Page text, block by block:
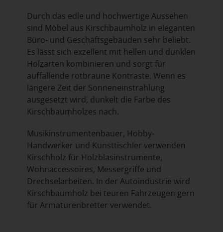
Durch das edle und hochwertige Aussehen
sind Möbel aus Kirschbaumholz in eleganten
Büro- und Geschäftsgebäuden sehr beliebt.
Es lässt sich exzellent mit hellen und dunklen
Holzarten kombinieren und sorgt für
auffallende rotbraune Kontraste. Wenn es
längere Zeit der Sonneneinstrahlung
ausgesetzt wird, dunkelt die Farbe des
Kirschbaumholzes nach.
Musikinstrumentenbauer, Hobby-
Handwerker und Kunsttischler verwenden
Kirschholz für Holzblasinstrumente,
Wohnaccessoires, Messergriffe und
Drechselarbeiten. In der Autoindustrie wird
Kirschbaumholz bei teuren Fahrzeugen gern
für Armaturenbretter verwendet.